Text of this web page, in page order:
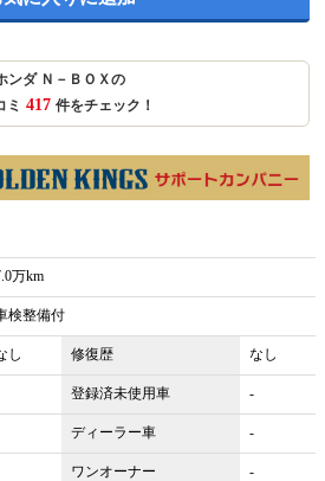
ンダ Ｎ－ＢＯＸの
ミ 417 件をチェック！
万km
検整備付
し 修復歴 なし
登録済未使用車 -
ディーラー車 -
ワンオーナー -